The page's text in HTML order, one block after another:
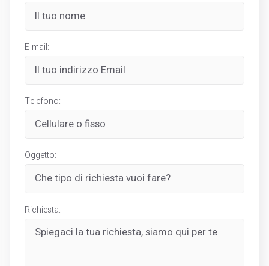
E-mail:
Telefono:
Oggetto:
Richiesta: